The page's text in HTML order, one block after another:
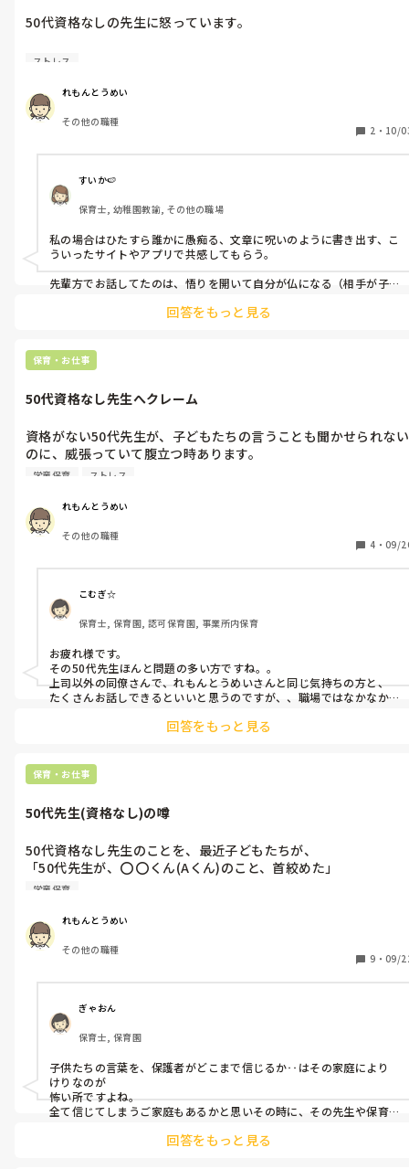
です。50代先生は保護者が迎えにきた時の対応をしています。
用事がなければ、話さないようにしていますが、少人数のため、
そうもいきません。
都合悪くなると、聞いてません、忘れましたと、みなさん同じ返事
なのでビックリします。
50代資格なしの先生に怒っています。
学童保育です。
何も言わないため、見守る職員がおらず、私が見守りました。
・「わたあめの材料を持ってきて！」と言われて、持ってきたの
に、「わたあめの材料持ってきてって言ったのに！！」と強めに
怒られる。「材料持ってきましたよ！」と反論しても無視。私も
今まで色々あり、頭にきています。そろそろキレそうです。
今までは、
・保護者へ直接、「◯◯先生って学童保育にいるんですけど、
◯◯先生(私)は、舐められてるんだと思います。子どもたちも呼
び捨てですし。」と、私のことを悪く言う。
ど」と、嫌な言い方をする。
・窓ガラスが割れた際、「子どもが、先生が注意しないから悪い
って言ってましたよ。先生が悪いんじゃないですか？」と、責め
・子どもたちから50代先生へのクレームが絶えない
弟を作るのどうですか？」と聞く。
・私のことを「先生は優しいからダメなんだ。」、「声が小さい
上司は知っています。
キレそうになった時の対処方法を教えてください。
ストレス
れもんとうめい
その他の職種
2 ・ 10/
すいか🍉
保育士, 幼稚園教諭, その他の職場
私の場合はひたすら誰かに愚痴る、文章に呪いのように書き出す、こ
ういったサイトやアプリで共感してもらう。
先輩方でお話してたのは、悟りを開いて自分が仏になる（相手が子
「え！？なんで無視するんですか！？子ども達も真似しちゃいます
よ～！えー！悲しい～」と無視されたらしつこく話しかける。
って言ってました！
回答をもっと見る
保育・お仕事
50代資格なし先生へクレーム
資格がない50代先生が、子どもたちの言うことも聞かせられない
のに、威張っていて腹立つ時あります。
よ。」と言ったり。
他の先生に指示したり。「外見守りしてきて。」、「おやつの皿
その50代先生が、子どもが具合悪くなって、家にいるからと、祖
母に先に電話したり。あとで、その子のお母さんから苦情がきま
した。
「母に先に連絡ください。」と。
誰も責めません。ずるいなと思います。
私が見守っていた部屋で、窓ガラス割れたときは、50代先生に怒
られたし責められたのに。。。
50代先生に保護者からクレームが来ているのに、普通に働いてる
「言うこと聞かないとズボン下げるぞ。」、「50代先生が⭕️⭕️
蹴ったから、うちの子も真似している。」など、以前あり、それ
今度も、また「バカ」などの暴言、虫かごなど蹴ったなどの噂が
このモヤモヤ、どこにぶつけたらいいですか？笑
学童保育 ストレス
れもんとうめい
その他の職種
4 ・ 09/
こむぎ☆
保育士, 保育園, 認可保育園, 事業所内保育
お疲れ様です。
その50代先生ほんと問題の多い方ですね。。
上司以外の同僚さんで、れもんとうめいさんと同じ気持ちの方と、
たくさんお話しできるといいと思うのですが、、職場ではなかなか
学童の先生に向いてないと思うので、それをその先生に感じてもら
回答をもっと見る
保育・お仕事
50代先生(資格なし)の噂
50代資格なし先生のことを、最近子どもたちが、
「50代先生が、⭕️⭕️くん(Aくん)のこと、首絞めた」
「50代先生が、◯◯くん(Bくん)のこと、首絞めてた」
上の学年の子どもたちが、何人か言っており、気になっていま
す。
「50代先生が、怒ってきて、ムカつく！話したくない！」
と別な子どもが言っており、それは悪いことをしたからです。叱
り方にも問題があり、これは、いつものことなのです。
首絞めたのではなく、落ち着かない子どもを首付近で、腕で身体
を押さえた感じです。子どもたちには、それが首絞めたように見
えたみたいです。
先日、暴れて花壇を荒らした子どもに、50代先生が手を押さえた
学童保育
れもんとうめい
その他の職種
9 ・ 09/
ぎゃおん
保育士, 保育園
子供たちの言葉を、保護者がどこまで信じるか‥はその家庭により
けりなのが
怖い所ですよね。
全て信じてしまうご家庭もあるかと思いその時に、その先生や保育
回答をもっと見る